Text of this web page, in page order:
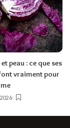
peau : ce que ses
vraiment pour